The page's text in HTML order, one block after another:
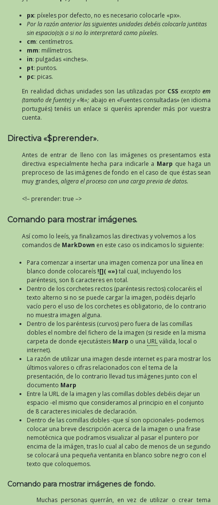
px: píxeles por defecto, no es necesario colocarle «px».
Por la razón anterior las siguientes unidades debéis colocarla juntitas
sin espacio(o)s o si no lo interpretará como píxeles.
cm: centímetros.
mm: milímetros.
in: pulgadas «inches».
pt: puntos.
pc: picas.
En realidad dichas unidades son las utilizadas por CSS excepto em
(tamaño de fuente) y «%»; abajo en «Fuentes consultadas» (en idioma
portugués) tenéis un enlace si queréis aprender más por vuestra
cuenta.
Directiva «$prerender».
Antes de entrar de lleno con las imágenes os presentamos esta
directiva especialmente hecha para indicarle a Marp que haga un
preproceso de las imágenes de fondo en el caso de que éstas sean
muy grandes, aligera el proceso con una carga previa de datos.
<!– prerender: true –>
Comando para mostrar imágenes.
Así como lo leeís, ya finalizamos las directivas y volvemos a los
comandos de MarkDown en este caso os indicamos lo siguiente:
Para comenzar a insertar una imagen comenza por una línea en
blanco donde colocareís ![]( «»)tal cual, incluyendo los
paréntesis, son 8 caracteres en total.
Dentro de los corchetes rectos (paréntesis rectos) colocaréis el
texto alterno si no se puede cargar la imagen, podéis dejarlo
vacío pero el uso de los corchetes es obligatorio, de lo contrario
no muestra imagen alguna.
Dentro de los paréntesis (curvos) pero fuera de las comillas
dobles el nombre del fichero de la imagen (si reside en la misma
carpeta de donde ejecutásteis Marp o una URLválida, local o
internet).
La razón de utilizar una imagen desde internet es para mostrar los
últimos valores o cifras relacionados con el tema de la
presentación, de lo contrario llevad tus imágenes junto con el
documento Marp
Entre la URL de la imagen y las comillas dobles debéis dejar un
espacio -el mismo que consideramos al principio en el conjunto
de 8 caracteres iniciales de declaración.
Dentro de las comillas dobles -que sí son opcionales- podemos
colocar una breve descripción acerca de la imagen o una frase
nemotécnica que podramos visualizar al pasar el puntero por
encima de la imágen, tras lo cual al cabo de menos de un segundo
se colocará una pequeña ventanita en blanco sobre negro con el
texto que coloquemos.
Comando para mostrar imágenes de fondo.
Muchas personas querrán, en vez de utilizar o crear tema